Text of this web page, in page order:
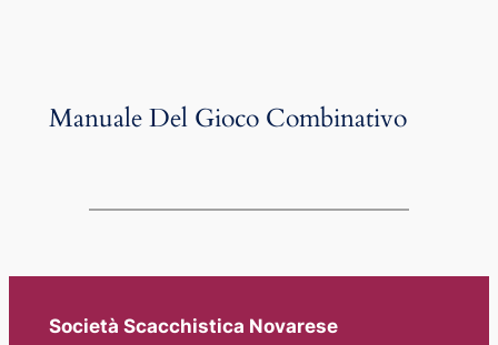
Manuale Del Gioco Combinativo
Società Scacchistica Novarese